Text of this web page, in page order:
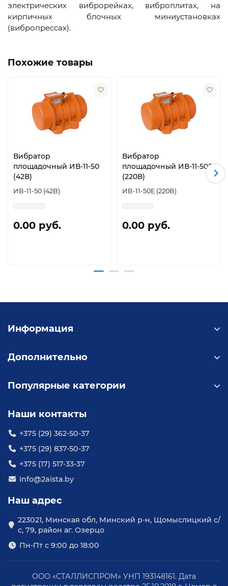
электрических виброрейках, виброплитах, на
кирпичных блочных миниустановках
(вибропрессах).
Похожие товары
Вибратор
площадочный ИВ-11-50
(42В)
ИВ-11-50 (42В)
0.00 руб.
Вибратор
площадочный ИВ-11-50Е
(220В)
ИВ-11-50Е (220В)
0.00 руб.
Информация
Дополнительно
Популярные категории
Наши контакты
+375 (29) 362-50-37
+375 (29) 837-50-37
+375 (17) 517-33-37
info@2aista.by
Наш адрес
223021, Минская обл, Минский р-н, Щомыслицкий с/
с, 79, район аг. Озерцо
Пн-Пт с 9:00 до 18:00
ООО «СТАЛЛИСПРОМ» УНП 193148161. Дата